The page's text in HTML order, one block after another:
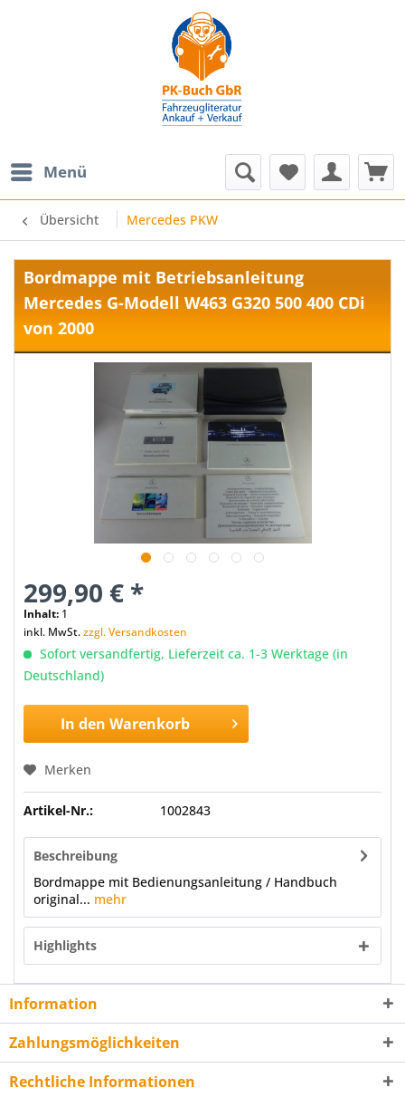
Menü
Übersicht Mercedes PKW
Bordmappe mit Betriebsanleitung
Mercedes G-Modell W463 G320 500 400 CDi
von 2000
299,90 € *
Inhalt: 1
inkl. MwSt.zzgl. Versandkosten
Sofort versandfertig, Lieferzeit ca. 1-3 Werktage (in
Deutschland)
In den Warenkorb
Merken
Artikel-Nr.: 1002843
Beschreibung
Bordmappe mit Bedienungsanleitung / Handbuch
original... mehr
Highlights
Information
Zahlungsmöglichkeiten
Rechtliche Informationen